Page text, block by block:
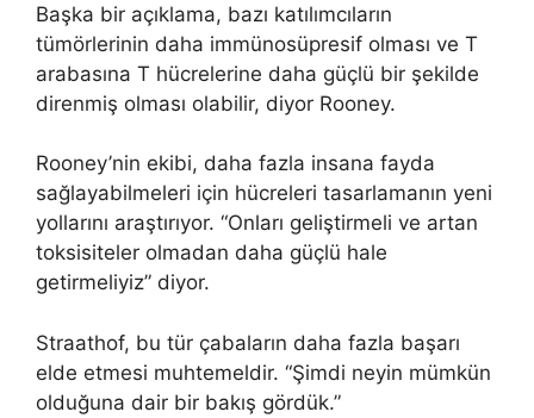
Başka bir açıklama, bazı katılımcıların
tümörlerinin daha immünosüpresif olması ve T
arabasına T hücrelerine daha güçlü bir şekilde
direnmiş olması olabilir, diyor Rooney.
Rooney’nin ekibi, daha fazla insana fayda
sağlayabilmeleri için hücreleri tasarlamanın yeni
yollarını araştırıyor. “Onları geliştirmeli ve artan
toksisiteler olmadan daha güçlü hale
getirmeliyiz” diyor.
Straathof, bu tür çabaların daha fazla başarı
elde etmesi muhtemeldir. “Şimdi neyin mümkün
olduğuna dair bir bakış gördük.”